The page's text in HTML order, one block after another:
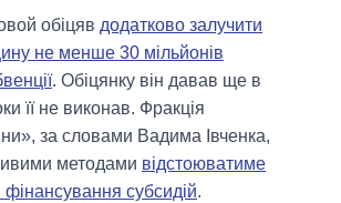
обіцяв додатково залучити
не менше 30 мільйонів
. Обіцянку він давав ще в
її не виконав. Фракція
за словами Вадима Івченка,
методами відстоюватиме
субсидій.